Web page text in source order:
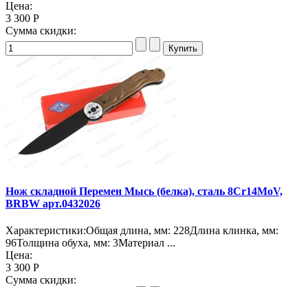
Цена:
3 300 Р
Сумма скидки:
Нож складной Перемен Мысь (белка), сталь 8Cr14MoV,
BRBW арт.0432026
Характеристики:Общая длина, мм: 228Длина клинка, мм:
96Толщина обуха, мм: 3Материал ...
Цена:
3 300 Р
Сумма скидки: